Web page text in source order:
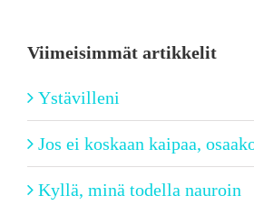
Viimeisimmät artikkelit
Ystävilleni
Jos ei koskaan kaipaa,
Kyllä, minä todella nauroin